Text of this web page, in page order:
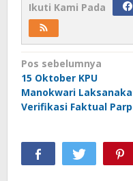
Ikuti Kami Pada
Navigasi
pos
Pos sebelumnya
15 Oktober KPU
Manokwari
Verifikasi Faktual